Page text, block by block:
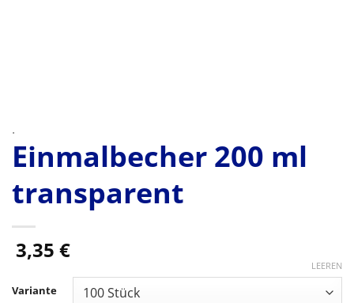
.
Einmalbecher 200 ml
transparent
3,35 €
Variante
LEEREN